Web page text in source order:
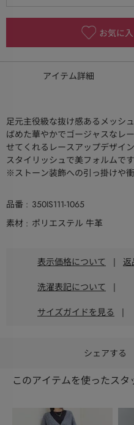
お気に
アイテム詳細
足元主役級な抜け感あるメッシ
ばめた華やかでゴージャスなレ
せてくれるレースアップデザイ
スタイリッシュで美フォルムです
※ストーン装飾への引っ掛けや
品番
350IS111-1065
素材
ポリエステル 牛革
表示価格について |
洗濯表記について |
サイズガイドを見る |
シェアする
このアイテムを使ったス